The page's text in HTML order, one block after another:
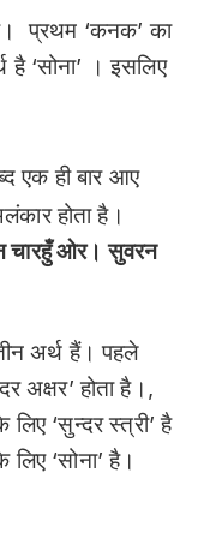
प्रथम ‘कनक’ का
‘सोना’ । इसलिए
एक ही बार आए
होता है।
चारहुँ ओर। सुवरन
अर्थ हैं। पहले
अक्षर’ होता है।,
लिए ‘सुन्दर स्त्री’ है
‘सोना’ है।